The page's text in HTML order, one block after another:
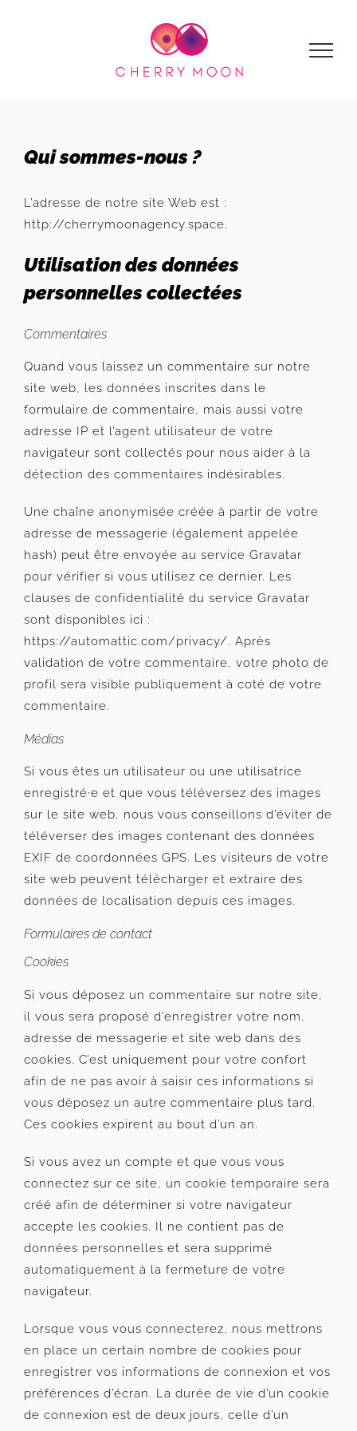
Qui sommes-nous ?
L’adresse de notre site Web est :
http://cherrymoonagency.space.
Utilisation des données
personnelles collectées
Commentaires
Quand vous laissez un commentaire sur notre
site web, les données inscrites dans le
formulaire de commentaire, mais aussi votre
adresse IP et l’agent utilisateur de votre
navigateur sont collectés pour nous aider à la
détection des commentaires indésirables.
Une chaîne anonymisée créée à partir de votre
adresse de messagerie (également appelée
hash) peut être envoyée au service Gravatar
pour vérifier si vous utilisez ce dernier. Les
clauses de confidentialité du service Gravatar
sont disponibles ici :
https://automattic.com/privacy/. Après
validation de votre commentaire, votre photo de
profil sera visible publiquement à coté de votre
commentaire.
Médias
Si vous êtes un utilisateur ou une utilisatrice
enregistré·e et que vous téléversez des images
sur le site web, nous vous conseillons d’éviter de
téléverser des images contenant des données
EXIF de coordonnées GPS. Les visiteurs de votre
site web peuvent télécharger et extraire des
données de localisation depuis ces images.
Formulaires de contact
Cookies
Si vous déposez un commentaire sur notre site,
il vous sera proposé d’enregistrer votre nom,
adresse de messagerie et site web dans des
cookies. C’est uniquement pour votre confort
afin de ne pas avoir à saisir ces informations si
vous déposez un autre commentaire plus tard.
Ces cookies expirent au bout d’un an.
Si vous avez un compte et que vous vous
connectez sur ce site, un cookie temporaire sera
créé afin de déterminer si votre navigateur
accepte les cookies. Il ne contient pas de
données personnelles et sera supprimé
automatiquement à la fermeture de votre
navigateur.
Lorsque vous vous connecterez, nous mettrons
en place un certain nombre de cookies pour
enregistrer vos informations de connexion et vos
préférences d’écran. La durée de vie d’un cookie
de connexion est de deux jours, celle d’un